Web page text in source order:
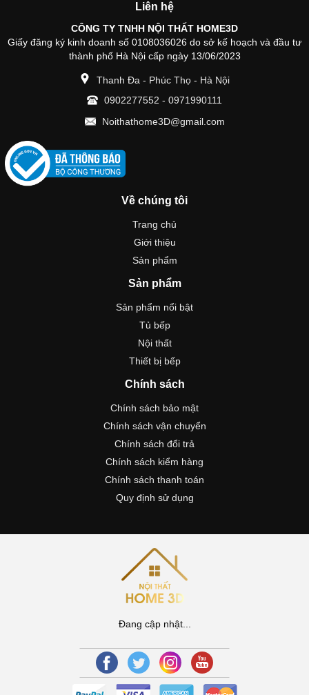
Liên hệ
CÔNG TY TNHH NỘI THẤT HOME3D
Giấy đăng ký kinh doanh số 0108036026 do sở kế hoạch và đầu tư
thành phố Hà Nội cấp ngày 13/06/2023
Thanh Đa - Phúc Thọ - Hà Nội
0902277552 - 0971990111
Noithathome3D@gmail.com
Về chúng tôi
Trang chủ
Giới thiệu
Sản phẩm
Sản phẩm
Sản phẩm nổi bật
Tủ bếp
Nội thất
Thiết bị bếp
Chính sách
Chính sách bảo mật
Chính sách vận chuyển
Chính sách đổi trả
Chính sách kiểm hàng
Chính sách thanh toán
Quy định sử dụng
Đang cập nhật...